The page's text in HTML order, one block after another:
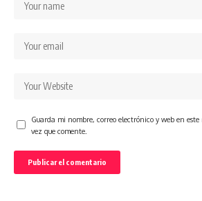
Guarda mi nombre, correo electrónico y web en
vez que comente.